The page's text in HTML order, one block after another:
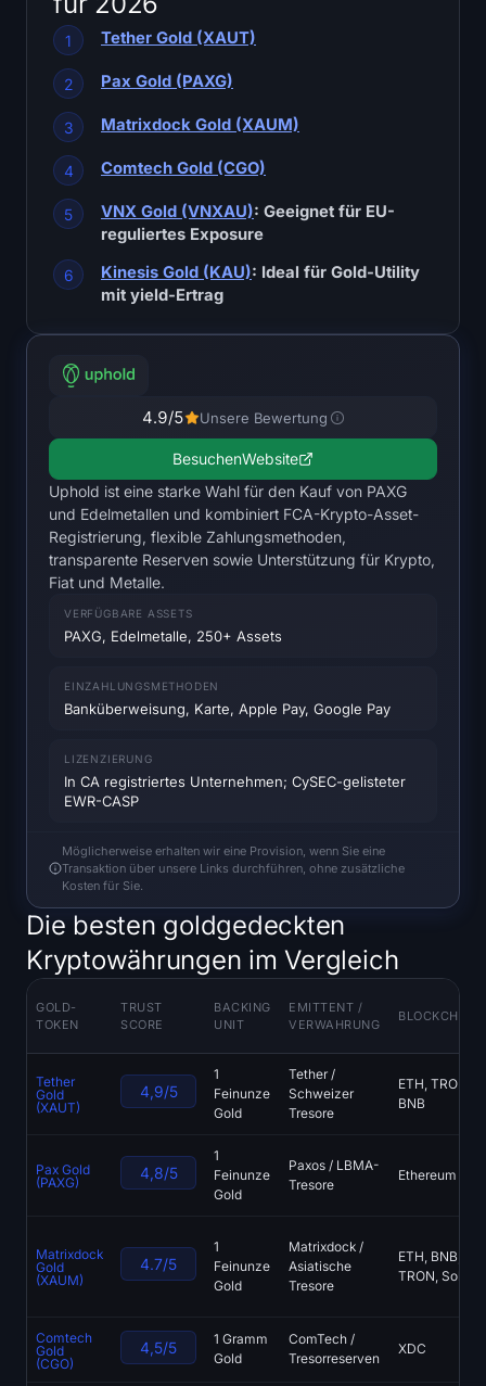
Marktdaten
Altcoin Season Index
Fear & Greed Index
RSI Heatmap
open interest
Total Value Locked
Rainbow Chart
halving-Countdown
ETH gas Tracker
Krypto-Portfolio-Tracker
Krypto-staking-Rechner
Registrieren Anmelden
Sprache
Tether Gold (XAUT)
Pax Gold (PAXG)
Matrixdock Gold (XAUM)
Comtech Gold (CGO)
VNX Gold (VNXAU): Geeignet für EU-
reguliertes Exposure
Kinesis Gold (KAU): Ideal für Gold-Utility
mit yield-Ertrag
4.9/5 Unsere Bewertung
BesuchenWebsite
Uphold ist eine starke Wahl für den Kauf von PAXG
und Edelmetallen und kombiniert FCA-Krypto-Asset-
Registrierung, flexible Zahlungsmethoden,
transparente Reserven sowie Unterstützung für Krypto,
Fiat und Metalle.
VERFÜGBARE ASSETS
PAXG, Edelmetalle, 250+ Assets
EINZAHLUNGSMETHODEN
Banküberweisung, Karte, Apple Pay, Google Pay
LIZENZIERUNG
In CA registriertes Unternehmen; CySEC-gelisteter
EWR-CASP
Möglicherweise erhalten wir eine Provision, wenn Sie eine
Transaktion über unsere Links durchführen, ohne zusätzliche
Kosten für Sie.
Die besten goldgedeckten
Kryptowährungen im Vergleich
GOLD-
TOKEN
TRUST
SCORE
BACKING
UNIT
EMITTENT /
VERWAHRUNG
Tether
Gold
(XAUT)
4,9/5
1
Feinunze
Gold
Tether /
Schweizer
Tresore
ETH, TRON,
BNB
Pax Gold
(PAXG)
4,8/5
1
Feinunze
Gold
Paxos / LBMA-
Tresore
Ethereum
Matrixdock
Gold
(XAUM)
4.7/5
1
Feinunze
Gold
Matrixdock /
Asiatische
Tresore
ETH, BNB, Sui,
TRON, Solana
Comtech
Gold
(CGO)
4,5/5
1 Gramm
Gold
ComTech /
Tresorreserven
XDC